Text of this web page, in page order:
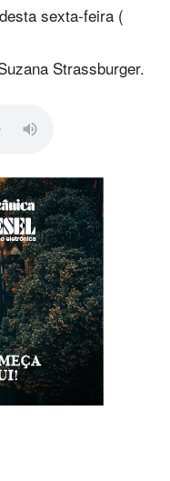
sexta-feira (
Strassburger.